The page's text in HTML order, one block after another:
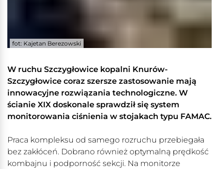
fot: Kajetan Berezowski
W ruchu Szczygłowice kopalni Knurów-
Szczygłowice coraz szersze zastosowanie mają
innowacyjne rozwiązania technologiczne. W
ścianie XIX doskonale sprawdził się system
monitorowania ciśnienia w stojakach typu FAMAC.
Praca kompleksu od samego rozruchu przebiegała
bez zakłóceń. Dobrano również optymalną prędkość
kombajnu i podporność sekcji. Na monitorze